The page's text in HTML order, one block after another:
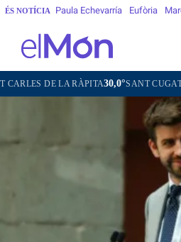
ÉS NOTÍCIA Paula Echevarría Eufòria
RÀPITA30,0°SANT CUGAT DEL VALLÈS